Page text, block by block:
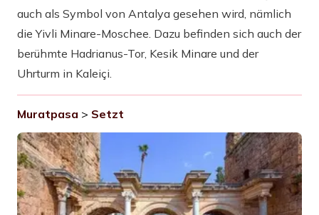
auch als Symbol von Antalya gesehen wird, nämlich
die Yivli Minare-Moschee. Dazu befinden sich auch der
berühmte Hadrianus-Tor, Kesik Minare und der
Uhrturm in Kaleiçi.
Muratpasa > Setzt